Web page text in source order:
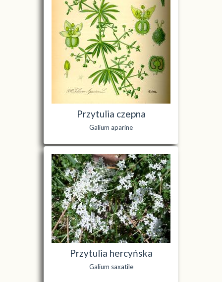
Przytulia czepna
Galium aparine
Przytulia hercyńska
Galium saxatile